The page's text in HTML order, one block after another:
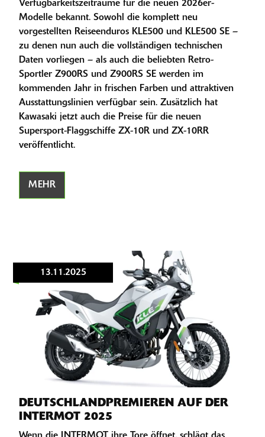
Verfügbarkeitszeiträume für die neuen 2026er-
Modelle bekannt. Sowohl die komplett neu
vorgestellten Reiseenduros KLE500 und KLE500 SE –
zu denen nun auch die vollständigen technischen
Daten vorliegen – als auch die beliebten Retro-
Sportler Z900RS und Z900RS SE werden im
kommenden Jahr in frischen Farben und attraktiven
Ausstattungslinien verfügbar sein. Zusätzlich hat
Kawasaki jetzt auch die Preise für die neuen
Supersport-Flaggschiffe ZX-10R und ZX-10RR
veröffentlicht.
MEHR
13.11.2025
DEUTSCHLANDPREMIEREN AUF DER
INTERMOT 2025